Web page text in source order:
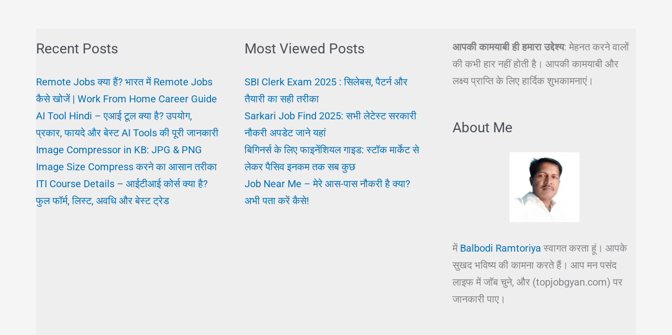
जानकारी
Recent Posts
Remote Jobs क्या हैं? भारत में Remote Jobs
कैसे खोजें | Work From Home Career Guide
AI Tool Hindi – एआई टूल क्या है? उपयोग,
प्रकार, फायदे और बेस्ट AI Tools की पूरी जानकारी
Image Compressor in KB: JPG & PNG
Image Size Compress करने का आसान तरीका
ITI Course Details – आईटीआई कोर्स क्या है?
फुल फॉर्म, लिस्ट, अवधि और बेस्ट ट्रेड
Most Viewed Posts
SBI Clerk Exam 2025 : सिलेबस, पैटर्न और
तैयारी का सही तरीका
Sarkari Job Find 2025: सभी लेटेस्ट सरकारी
नौकरी अपडेट जाने यहां
बिगिनर्स के लिए फाइनेंशियल गाइड: स्टॉक मार्केट से
लेकर पैसिव इनकम तक सब कुछ
Job Near Me – मेरे आस-पास नौकरी है क्या?
अभी पता करें कैसे!
आपकी कामयाबी ही हमारा उद्देश्य: मेहनत करने वालों
की कभी हार नहीं होती है। आपकी कामयाबी और
लक्ष्य प्राप्ति के लिए हार्दिक शुभकामनाएं।
About Me
में Balbodi Ramtoriya स्वागत करता हूं। आपके
सुखद भविष्य की कामना करते हैं। आप मन पसंद
लाइफ में जॉब चुने, और (topjobgyan.com) पर
जानकारी पाए।